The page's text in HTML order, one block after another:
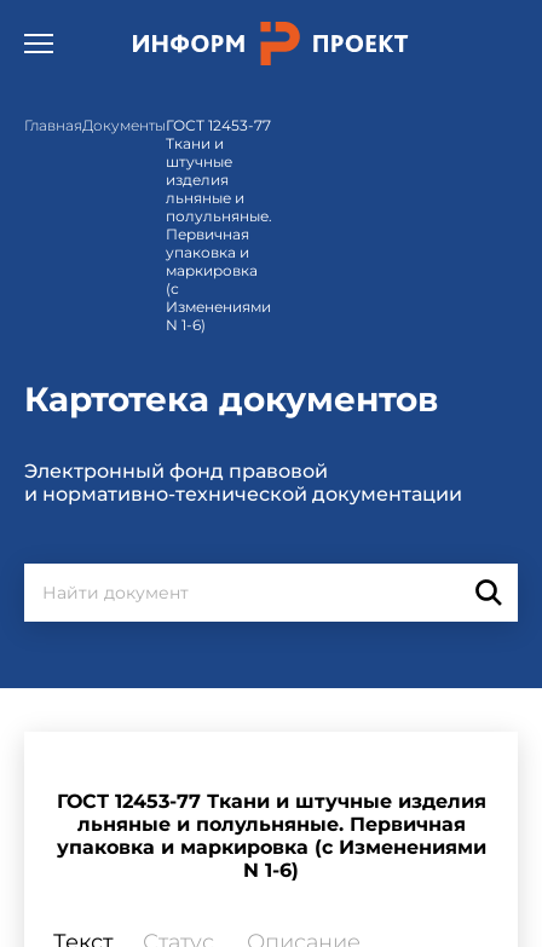
Открыть бургер меню.
ГлавнаяДокументыГОСТ 12453-77
Ткани и
штучные
изделия
льняные и
полульняные.
Первичная
упаковка и
маркировка
(с
Изменениями
N 1-6)
Картотека документов
Электронный фонд правовой
и нормативно-технической документации
ГОСТ 12453-77 Ткани и штучные изделия
льняные и полульняные. Первичная
упаковка и маркировка (с Изменениями
N 1-6)